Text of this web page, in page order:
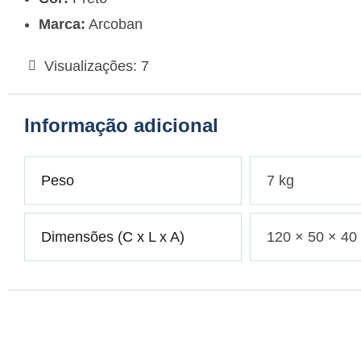
Marca: Arcoban
Visualizações: 7
Informação adicional
Peso 7 kg
Dimensões (C x L x A) 120 × 50 × 40